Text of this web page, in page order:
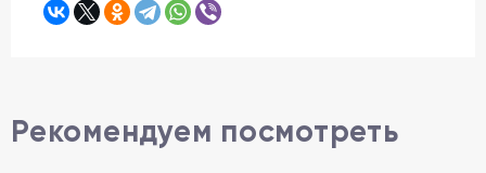
Рекомендуем посмотреть